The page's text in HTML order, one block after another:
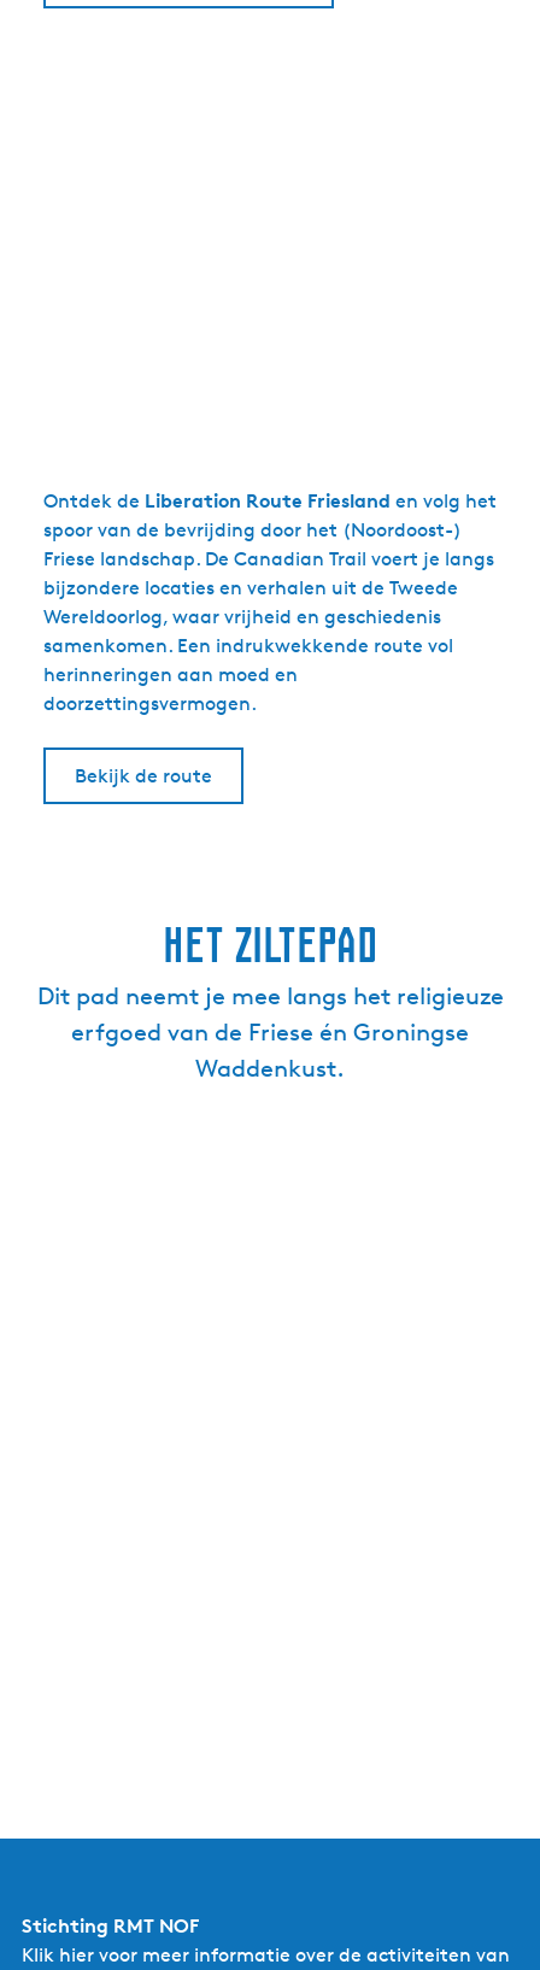
Ontdek de Liberation Route Friesland en volg het
spoor van de bevrijding door het (Noordoost-)
Friese landschap. De Canadian Trail voert je langs
bijzondere locaties en verhalen uit de Tweede
Wereldoorlog, waar vrijheid en geschiedenis
samenkomen. Een indrukwekkende route vol
herinneringen aan moed en
doorzettingsvermogen.
Bekijk de route
Het Ziltepad
Dit pad neemt je mee langs het religieuze
erfgoed van de Friese én Groningse
Waddenkust.
Stichting RMT NOF
Klik hier voor meer informatie over de activiteiten van